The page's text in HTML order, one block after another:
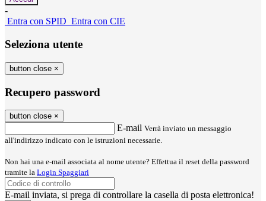
-
Entra con SPID Entra con CIE
Seleziona utente
button close ×
Recupero password
button close ×
E-mail Verrà inviato un messaggio
all'indirizzo indicato con le istruzioni necessarie.
Non hai una e-mail associata al nome utente? Effettua il reset della password
tramite la Login Spaggiari
E-mail inviata, si prega di controllare la casella di posta elettronica!